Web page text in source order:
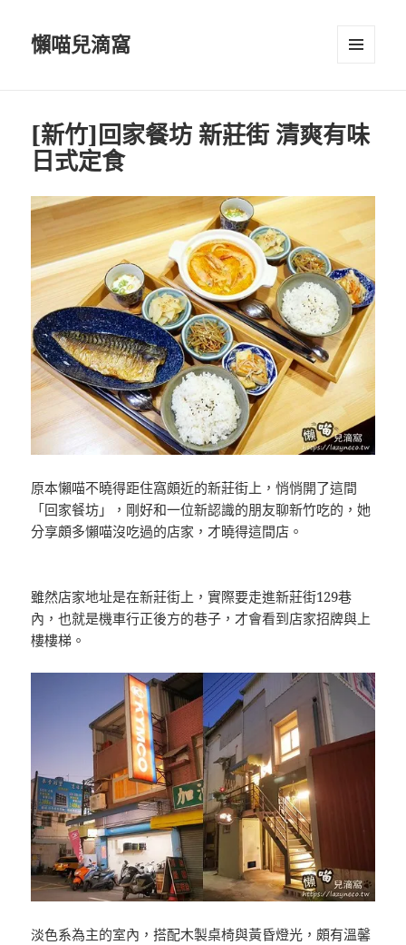
懶喵兒滴窩
[新竹]回家餐坊 新莊街 清爽有味
日式定食
原本懶喵不曉得距住窩頗近的新莊街上，悄悄開了這間
「回家餐坊」，剛好和一位新認識的朋友聊新竹吃的，她
分享頗多懶喵沒吃過的店家，才曉得這間店。
雖然店家地址是在新莊街上，實際要走進新莊街129巷
內，也就是機車行正後方的巷子，才會看到店家招牌與上
樓樓梯。
淡色系為主的室內，搭配木製桌椅與黃昏燈光，頗有溫馨